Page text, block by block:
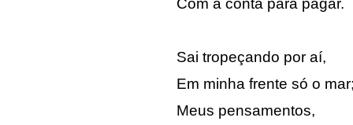
Com a conta para pagar.
Sai tropeçando por aí,
Em minha frente só o
Meus pensamentos,